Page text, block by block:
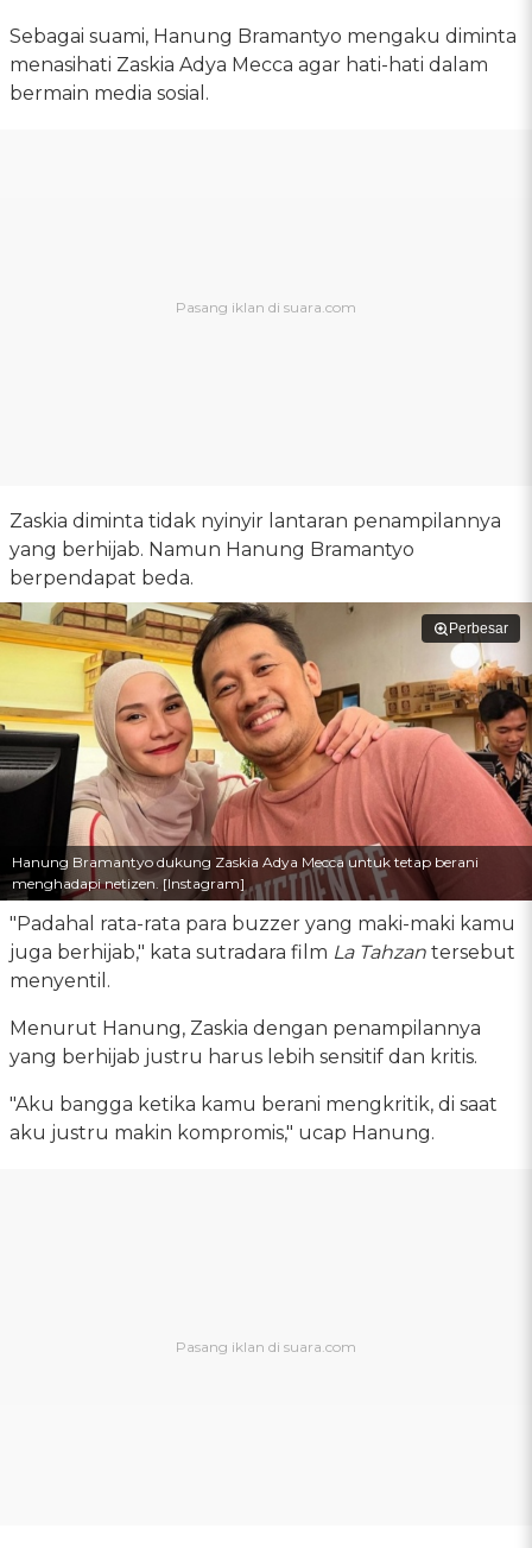
Sebagai suami, Hanung Bramantyo mengaku diminta
menasihati Zaskia Adya Mecca agar hati-hati dalam
bermain media sosial.
Zaskia diminta tidak nyinyir lantaran penampilannya
yang berhijab. Namun Hanung Bramantyo
berpendapat beda.
Perbesar
Hanung Bramantyo dukung Zaskia Adya Mecca untuk tetap berani
menghadapi netizen. [Instagram]
"Padahal rata-rata para buzzer yang maki-maki kamu
juga berhijab," kata sutradara film La Tahzan tersebut
menyentil.
Menurut Hanung, Zaskia dengan penampilannya
yang berhijab justru harus lebih sensitif dan kritis.
"Aku bangga ketika kamu berani mengkritik, di saat
aku justru makin kompromis," ucap Hanung.